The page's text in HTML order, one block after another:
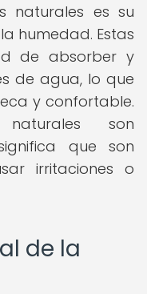
naturales es su
humedad. Estas
de absorber y
de agua, lo que
y confortable.
son
que son
irritaciones o
de la